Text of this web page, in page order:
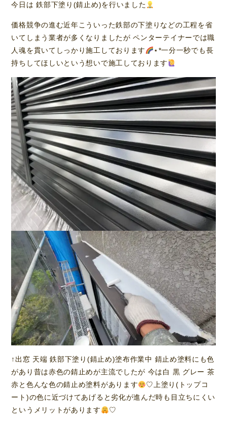
今日は 鉄部下塗り(錆止め)を行いました
価格競争の進む近年こういった鉄部の下塗りなどの工程を省
いてしまう業者が多くなりましたが ペンターテイナーでは職
人魂を貫いてしっかり施工しております
⋆*一分一秒でも長
持ちしてほしいという想いで施工しております
↑出窓 天端 鉄部下塗り(錆止め)塗布作業中 錆止め塗料にも色
があり昔は赤色の錆止めが主流でしたが 今は白 黒 グレー 茶
赤と色んな色の錆止め塗料があります
♡上塗り(トップコ
ート)の色に近づけてあげると劣化が進んだ時も目立ちにくい
というメリットがあります
♡